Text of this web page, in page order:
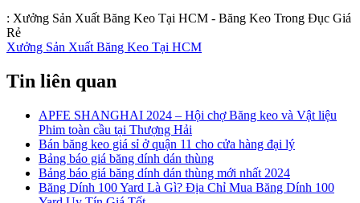
: Xưởng Sản Xuất Băng Keo Tại HCM - Băng Keo Trong Đục Giá
Rẻ
Xưởng Sản Xuất Băng Keo Tại HCM
Tin liên quan
APFE SHANGHAI 2024 – Hội chợ Băng keo và Vật liệu
Phim toàn cầu tại Thượng Hải
Bán băng keo giá sỉ ở quận 11 cho cửa hàng đại lý
Bảng báo giá băng dính dán thùng
Bảng báo giá băng dính dán thùng mới nhất 2024
Băng Dính 100 Yard Là Gì? Địa Chỉ Mua Băng Dính 100